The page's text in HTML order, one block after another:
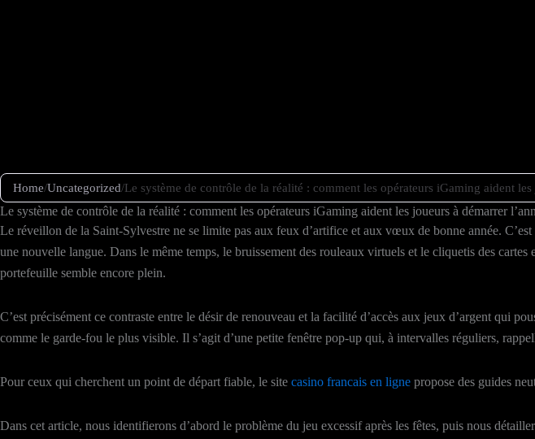
Home/Uncategorized/Le système de contrôle de la réalité : comment les opérateurs iGaming aident
Le système de contrôle de la réalité : comment les opérateurs iGaming aident les joueurs à démarrer
Le réveillon de la Saint‑Sylvestre ne se limite pas aux feux d’artifice et aux vœux de bonne année.
une nouvelle langue. Dans le même temps, le bruissement des rouleaux virtuels et le cliquetis des
portefeuille semble encore plein.
C’est précisément ce contraste entre le désir de renouveau et la facilité d’accès aux jeux d’argent qui
comme le garde‑fou le plus visible. Il s’agit d’une petite fenêtre pop‑up qui, à intervalles réguliers,
Pour ceux qui cherchent un point de départ fiable, le site casino francais en ligne propose des guides
Dans cet article, nous identifierons d’abord le problème du jeu excessif après les fêtes, puis nous